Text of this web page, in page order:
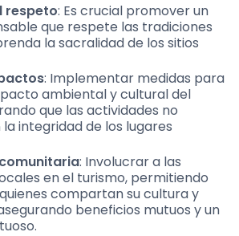
respeto: Es crucial promover un
que respete las tradiciones
la sacralidad de los sitios
: Implementar medidas para
ambiental y cultural del
que las actividades no
integridad de los lugares
: Involucrar a las
en el turismo, permitiendo
compartan su cultura y
beneficios mutuos y un